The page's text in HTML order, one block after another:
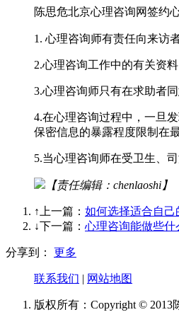
陈思危北京心理咨询网签约
1. 心理咨询师有责任向来访
2.心理咨询工作中的有关资
3.心理咨询师只有在求助者
4.在心理咨询过程中，一旦
保密信息的暴露程度限制在
5.当心理咨询师在受卫生、
【责任编辑：chenlaoshi】
↑上一篇： 如何选择适合自己
↓下一篇： 心理咨询能做些什
分享到： 更多
联系我们 | 网站地图
版权所有：Copyright © 2013